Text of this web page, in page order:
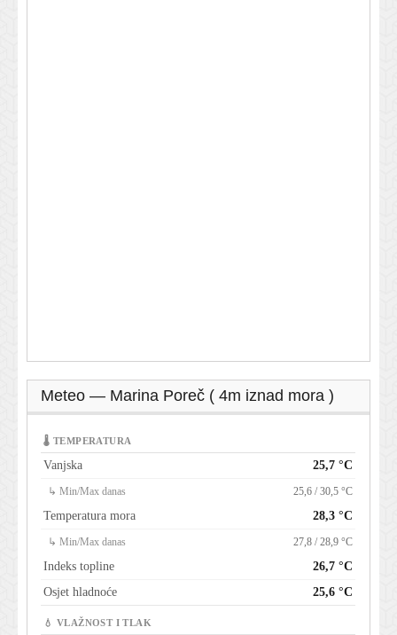
Meteo — Marina Poreč ( 4m iznad mora )
🌡 TEMPERATURA
Vanjska 25,7 °C
↳ Min/Max danas 25,6 / 30,5 °C
Temperatura mora 28,3 °C
↳ Min/Max danas 27,8 / 28,9 °C
Indeks topline
26,7 °C
Osjet hladnoće
25,6 °C
💧 VLAŽNOST I TLAK